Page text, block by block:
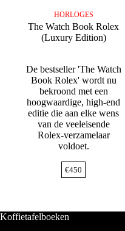
HORLOGES
The Watch Book Rolex
(Luxury Edition)
De bestseller 'The Watch
Book Rolex' wordt nu
bekroond met een
hoogwaardige, high-end
editie die aan elke wens
van de veeleisende
Rolex-verzamelaar
voldoet.
€450
Koffietafelboeken